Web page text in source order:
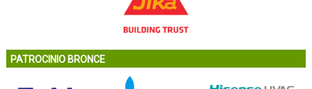
PATROCINIO BRONCE